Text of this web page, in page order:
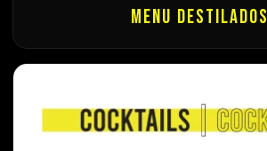
Menu Destilados